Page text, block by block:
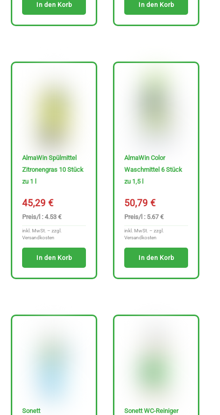
In den Korb In den Korb
AlmaWin Spülmittel
Zitronengras 10 Stück
zu 1 l
45,29€
Preis/l : 4.53 €
inkl. MwSt. – zzgl.
Versandkosten
In den Korb
AlmaWin Color
Waschmittel 6 Stück
zu 1,5 l
50,79€
Preis/l : 5.67 €
inkl. MwSt. – zzgl.
Versandkosten
In den Korb
Sonett Sonett WC-Reiniger